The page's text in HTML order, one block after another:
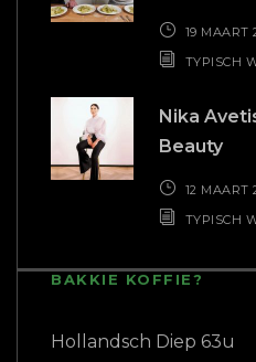
19 MAART
TYPISCH
Nika
Beauty
12 MAART
TYPISCH
BAKKIE KOFFIE?
Hollandsch Diep 63u